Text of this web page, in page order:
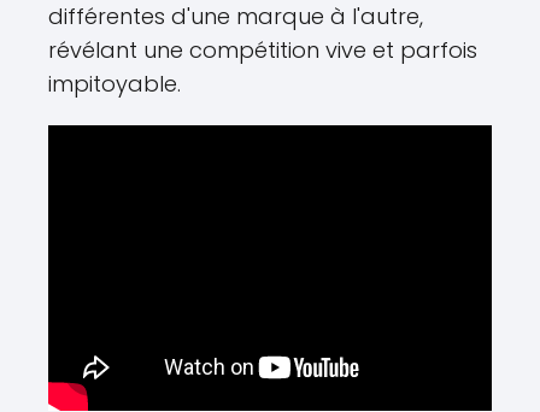
différentes d'une marque à l'autre,
révélant une compétition vive et parfois
impitoyable.